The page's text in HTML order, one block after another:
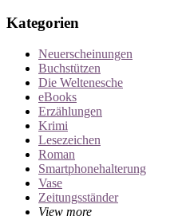
Kategorien
Neuerscheinungen
Buchstützen
Die Weltenesche
eBooks
Erzählungen
Krimi
Lesezeichen
Roman
Smartphonehalterung
Vase
Zeitungsständer
View more